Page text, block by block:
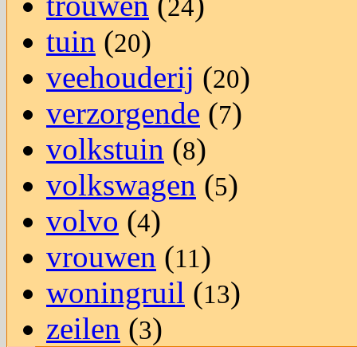
24
tuin (20)
veehouderij (20)
verzorgende (7)
volkstuin (8)
volkswagen (5)
volvo (4)
vrouwen (11)
woningruil (13)
zeilen (3)